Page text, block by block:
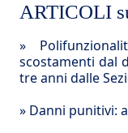
ARTICOLI
»
scostamenti dal
tre anni dalle
» Danni punitivi: